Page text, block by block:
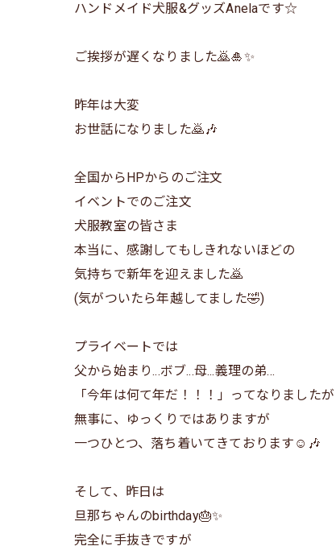
ハンドメイド犬服&グッズAnelaです☆
ご挨拶が遅くなりました🙇🎍✨
昨年は大変
お世話になりました🙇🎶
全国からHPからのご注文
イベントでのご注文
犬服教室の皆さま
本当に、感謝してもしきれないほどの
気持ちで新年を迎えました🙇
(気がついたら年越してました🤣)
プライベートでは
父から始まり...ボブ...母...義理の弟...
「今年は何て年だ！！！」ってなりましたが
無事に、ゆっくりではありますが
一つひとつ、落ち着いてきております☺️🎶
そして、昨日は
旦那ちゃんのbirthday🎂✨
完全に手抜きですが